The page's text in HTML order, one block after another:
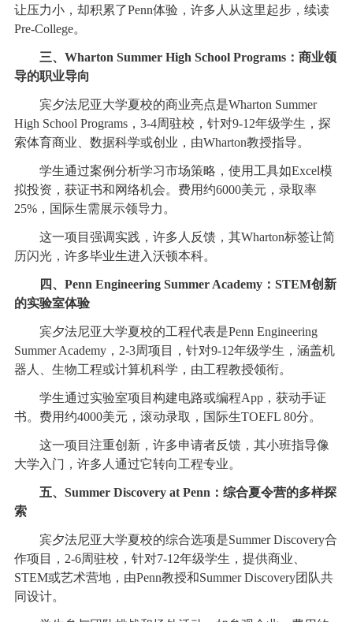
让压力小，却积累了Penn体验，许多人从这里起步，续读
Pre-College。
三、Wharton Summer High School Programs：商业领
导的职业导向
宾夕法尼亚大学夏校的商业亮点是Wharton Summer
High School Programs，3-4周驻校，针对9-12年级学生，探
索体育商业、数据科学或创业，由Wharton教授指导。
学生通过案例分析学习市场策略，使用工具如Excel模
拟投资，获证书和网络机会。费用约6000美元，录取率
25%，国际生需展示领导力。
这一项目强调实践，许多人反馈，其Wharton标签让简
历闪光，许多毕业生进入沃顿本科。
四、Penn Engineering Summer Academy：STEM创新
的实验室体验
宾夕法尼亚大学夏校的工程代表是Penn Engineering
Summer Academy，2-3周项目，针对9-12年级学生，涵盖机
器人、生物工程或计算机科学，由工程教授领衔。
学生通过实验室项目构建电路或编程App，获动手证
书。费用约4000美元，滚动录取，国际生TOEFL 80分。
这一项目注重创新，许多申请者反馈，其小班指导像
大学入门，许多人通过它转向工程专业。
五、Summer Discovery at Penn：综合夏令营的多样探
索
宾夕法尼亚大学夏校的综合选项是Summer Discovery合
作项目，2-6周驻校，针对7-12年级学生，提供商业、
STEM或艺术营地，由Penn教授和Summer Discovery团队共
同设计。